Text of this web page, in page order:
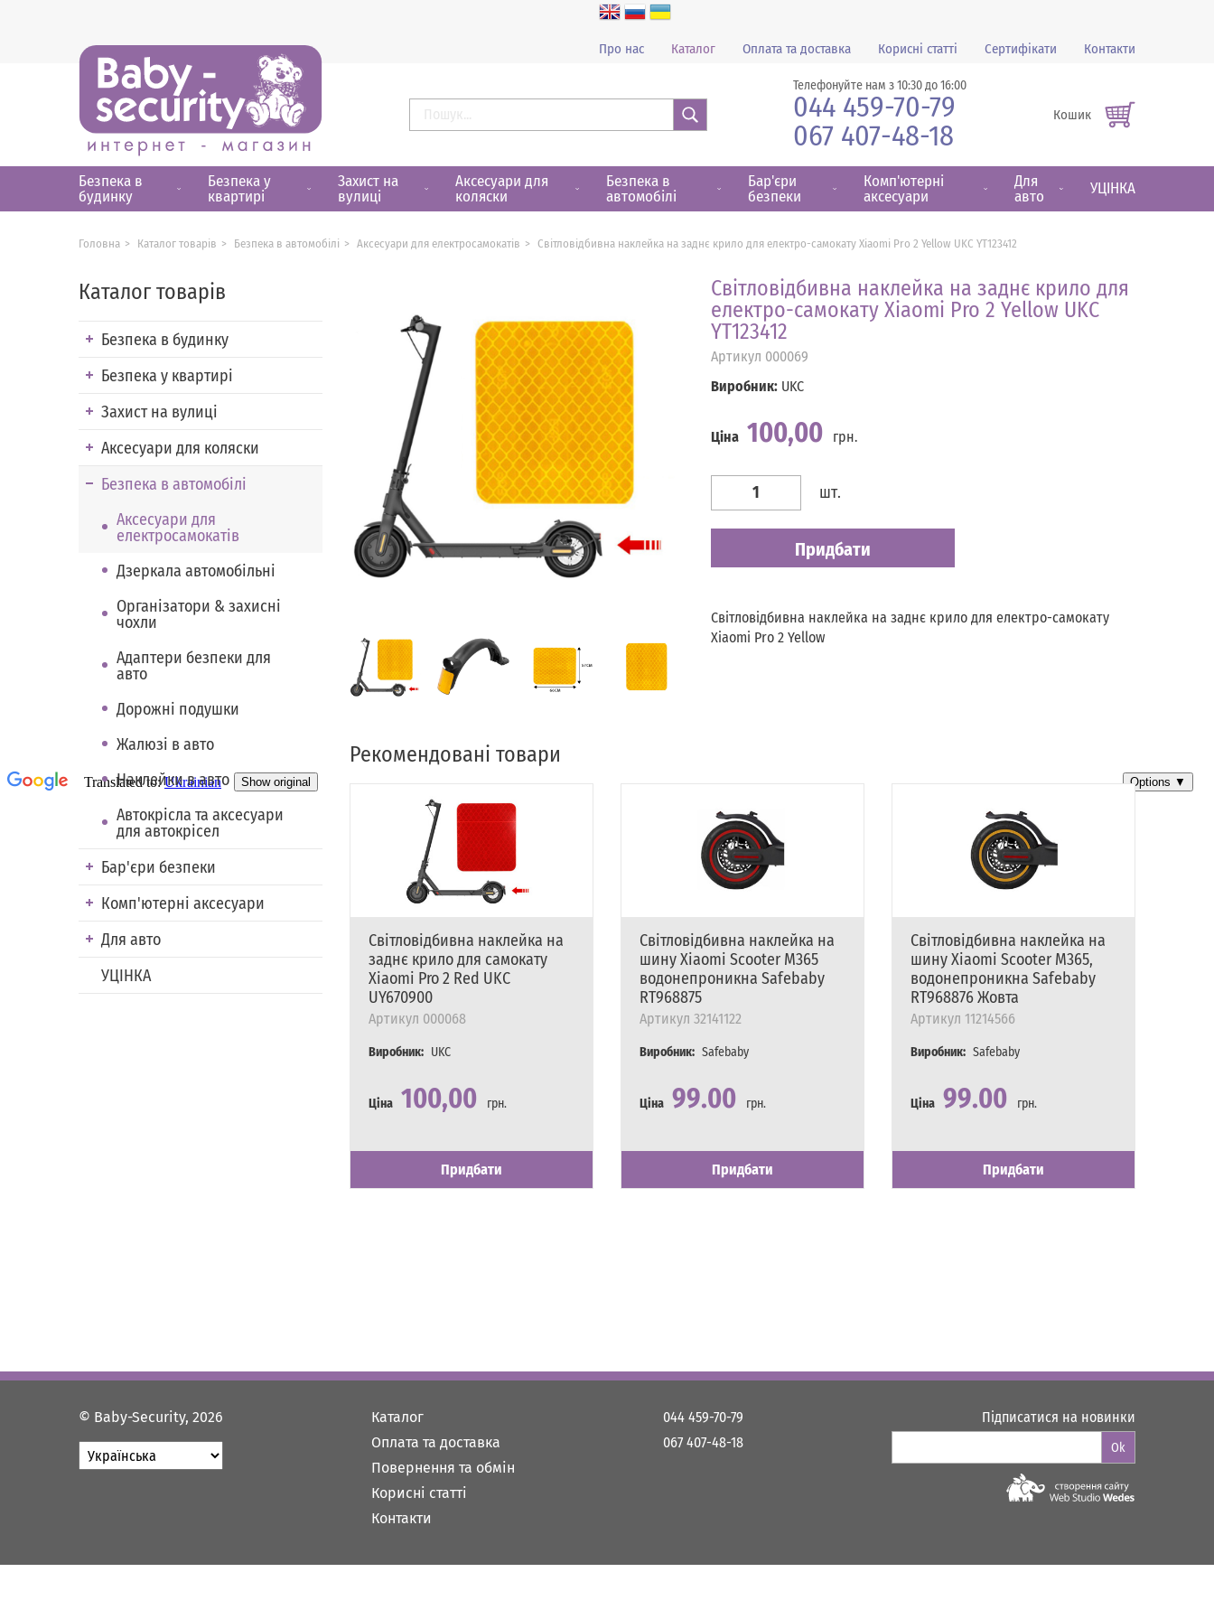
Про нас Каталог Оплата та доставка Корисні статті Сертифікати Контакти
Телефонуйте нам з 10:30 до 16:00
044 459-70-79
067 407-48-18
Кошик
Безпека в
будинку
Безпека у
квартирі
Захист на
вулиці
Аксесуари для
коляски
Безпека в
автомобілі
Бар'єри
безпеки
Комп'ютерні
аксесуари
Для
авто
УЦІНКА
Головна Каталог товарів Безпека в автомобілі Аксесуари для електросамокатів Світловідбивна наклейка на заднє крило для електро-самокату Xiaomi Pro 2 Yellow UKC YT123412
Каталог товарів
Безпека в будинку
Безпека у квартирі
Захист на вулиці
Аксесуари для коляски
Безпека в автомобілі
Аксесуари для
електросамокатів
Дзеркала автомобільні
Організатори & захисні
чохли
Адаптери безпеки для
авто
Дорожні подушки
Жалюзі в авто
Наклейки в авто
Автокрісла та аксесуари
для автокрісел
Бар'єри безпеки
Комп'ютерні аксесуари
Для авто
УЦІНКА
Світловідбивна наклейка на заднє крило для
електро-самокату Xiaomi Pro 2 Yellow UKC
YT123412
Артикул 000069
Виробник: UKC
Ціна 100,00
грн.
шт.
Придбати
Світловідбивна наклейка на заднє крило для електро-самокату
Xiaomi Pro 2 Yellow
Рекомендовані товари
Світловідбивна наклейка на
заднє крило для самокату
Xiaomi Pro 2 Red UKC
UY670900
Артикул 000068
Виробник: UKC
Ціна 100,00 грн.
Наявність
Є в наявності
Придбати
Світловідбивна наклейка на
шину Xiaomi Scooter M365
водонепроникна Safebaby
RT968875
Артикул 32141122
Виробник: Safebaby
Ціна 99.00 грн.
Наявність
Є в наявності
Придбати
Світловідбивна наклейка на
шину Xiaomi Scooter M365,
водонепроникна Safebaby
RT968876 Жовта
Артикул 11214566
Виробник: Safebaby
Ціна 99.00 грн.
Наявність
Є в наявності
Придбати
© Baby-Security, 2026
Каталог
Оплата та доставка
Повернення та обмін
Корисні статті
Контакти
044 459-70-79
067 407-48-18
Підписатися на новинки
Ok